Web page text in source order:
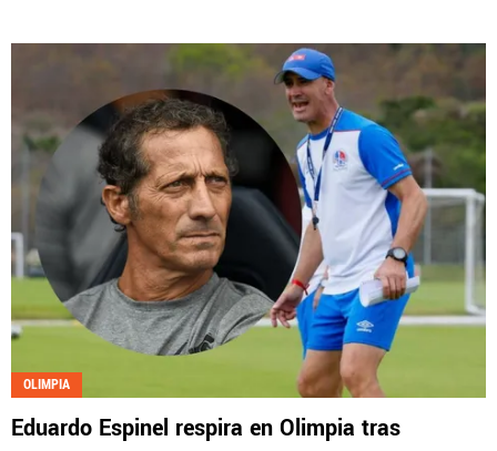
OLIMPIA
Eduardo Espinel respira en Olimpia tras